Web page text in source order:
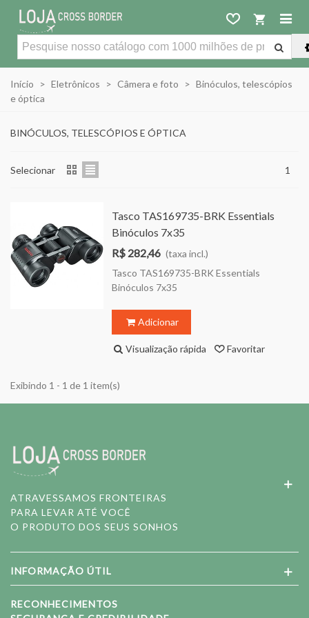
Início > Eletrônicos > Câmera e foto > Binóculos, telescópios
e óptica
BINÓCULOS, TELESCÓPIOS E ÓPTICA
Selecionar 1
Tasco TAS169735-BRK Essentials
Binóculos 7x35
R$ 282,46 (taxa incl.)
Tasco TAS169735-BRK Essentials
Binóculos 7x35
Adicionar
Visualização rápida Favoritar
Exibindo 1 - 1 de 1 item(s)
ATRAVESSAMOS FRONTEIRAS
PARA LEVAR ATÉ VOCÊ
O PRODUTO DOS SEUS SONHOS
INFORMAÇÃO ÚTIL
RECONHECIMENTOS